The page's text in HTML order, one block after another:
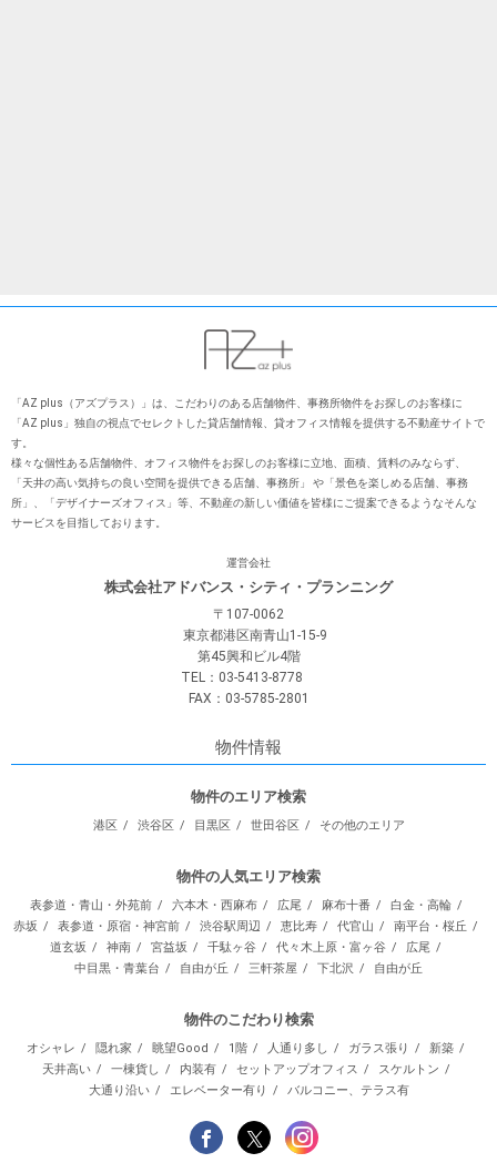
「AZ plus（アズプラス）」は、こだわりのある店舗物件、事務所物件をお探しのお客様に
「AZ plus」独⾃の視点でセレクトした貸店舗情報、貸オフィス情報を提供する不動産サイトで
す。
様々な個性ある店舗物件、オフィス物件をお探しのお客様に⽴地、⾯積、賃料のみならず、
「天井の⾼い気持ちの良い空間を提供できる店舗、事務所」 や「景⾊を楽しめる店舗、事務
所」、「デザイナーズオフィス」等、不動産の新しい価値を皆様にご提案できるようなそんな
サービスを⽬指しております。
運営会社
株式会社アドバンス・シティ・プランニング
〒107-0062
東京都港区南青山1-15-9
第45興和ビル4階
TEL：03-5413-8778
FAX：03-5785-2801
物件情報
物件のエリア検索
港区 渋谷区 目黒区 世田谷区 その他のエリア
物件の人気エリア検索
表参道・青山・外苑前 六本木・西麻布 広尾 麻布十番
白金・高輪
赤坂
表参道・原宿・神宮前 渋谷駅周辺 恵比寿 代官山
南平台・桜丘
道玄坂
神南 宮益坂 千駄ヶ谷 代々木上原・富ヶ谷
広尾
中目黒・青葉台
自由が丘 三軒茶屋 下北沢 自由が丘
物件のこだわり検索
オシャレ 隠れ家 眺望Good 1階 人通り多し ガラス張り
新築
天井高い
一棟貨し 内装有 セットアップオフィス
スケルトン
大通り沿い
エレベーター有り バルコニー、テラス有